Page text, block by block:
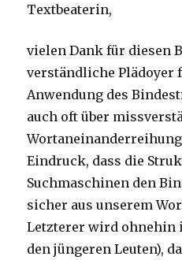
Textbeaterin,
vielen Dank für diesen
verständliche Plädoyer
Anwendung des
auch oft über
Eindruck, dass die
Suchmaschinen den
sicher aus unserem
Letzterer wird ohnehin
den jüngeren Leuten),